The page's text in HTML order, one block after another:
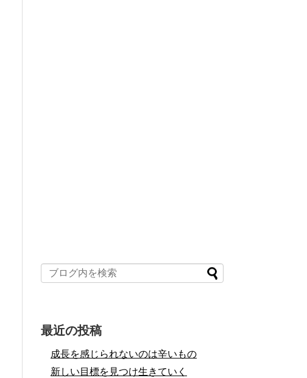
最近の投稿
成長を感じられないのは辛いもの
新しい目標を見つけ生きていく